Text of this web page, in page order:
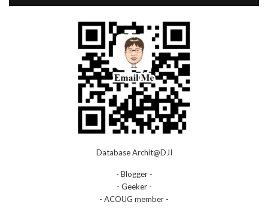
Database Archit@DJI
- Blogger -
- Geeker -
- ACOUG member -